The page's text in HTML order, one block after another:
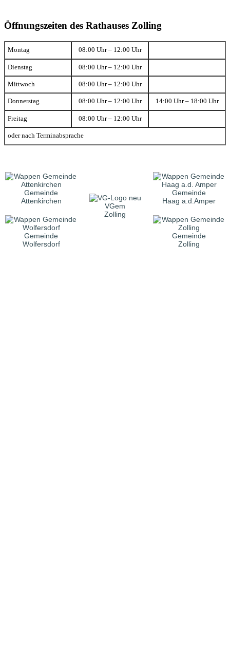
Öffnungszeiten des Rathauses Zolling
Montag 08:00 Uhr – 12:00 Uhr
Dienstag 08:00 Uhr – 12:00 Uhr
Mittwoch 08:00 Uhr – 12:00 Uhr
Donnerstag 08:00 Uhr – 12:00 Uhr 14:00 Uhr – 18:00 Uhr
Freitag 08:00 Uhr – 12:00 Uhr
oder nach Terminabsprache
Gemeinde
Attenkirchen
VGem
Zolling
Gemeinde
Haag a.d.Amper
Gemeinde
Wolfersdorf
Gemeinde
Zolling